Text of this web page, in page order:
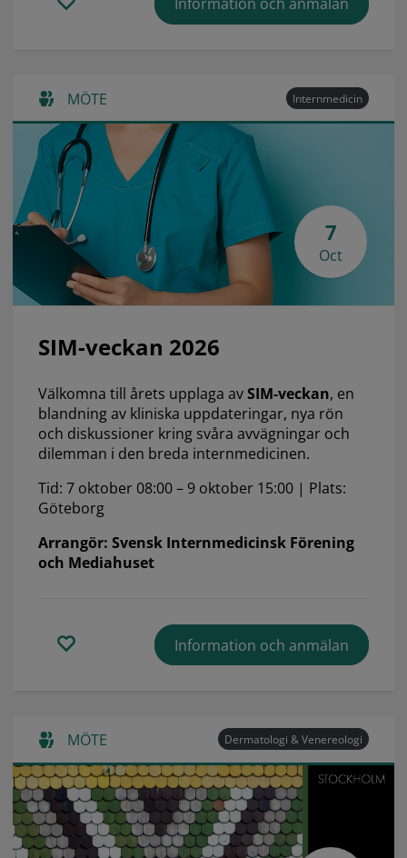
MÖTE Internmedicin
7
Oct
SIM-veckan 2026
Välkomna till årets upplaga avSIM-veckan, en
blandning av kliniska uppdateringar, nya rön
och diskussioner kring svåra avvägningar och
dilemman i den breda internmedicinen.
Tid: 7 oktober 08:00 – 9 oktober 15:00 | Plats:
Göteborg
Arrangör: Svensk Internmedicinsk Förening
och Mediahuset
Information och anmälan
MÖTE Dermatologi & Venereologi